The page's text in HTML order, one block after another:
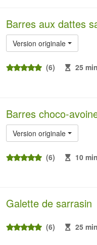
Barres aux dattes
Version originale
(6) 25 min
Barres choco-
Version originale
(6) 10 min
Galette de sarrasin
(6) 25 min